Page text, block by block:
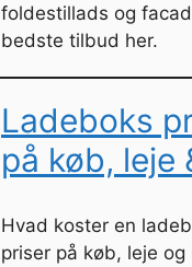
foldestillads og
bedste tilbud her.
Ladeboks
på køb, leje
Hvad koster en
priser på køb, leje